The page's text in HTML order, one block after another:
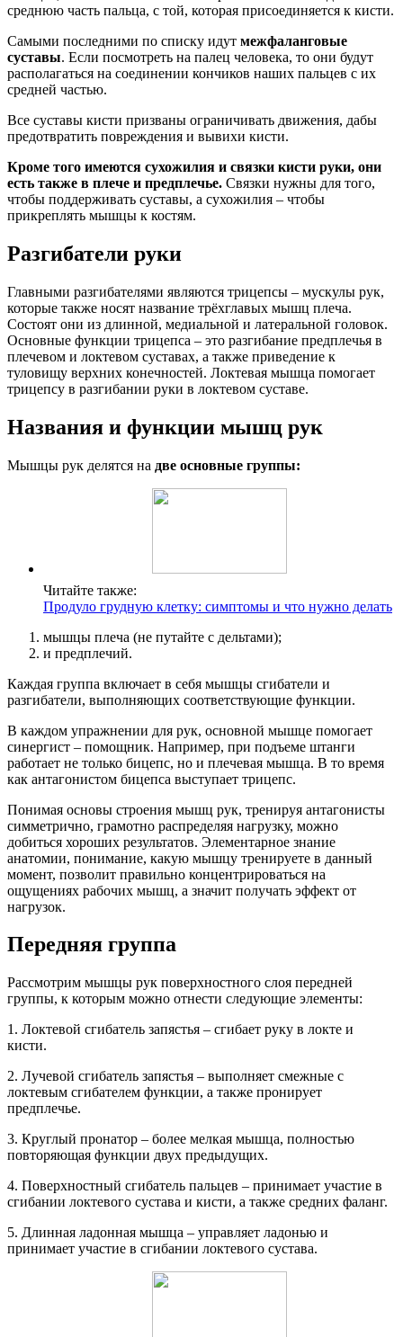
среднюю часть пальца, с той, которая присоединяется к кисти.
Самыми последними по списку идут межфаланговые
суставы. Если посмотреть на палец человека, то они будут
располагаться на соединении кончиков наших пальцев с их
средней частью.
Все суставы кисти призваны ограничивать движения, дабы
предотвратить повреждения и вывихи кисти.
Кроме того имеются сухожилия и связки кисти руки, они
есть также в плече и предплечье. Связки нужны для того,
чтобы поддерживать суставы, а сухожилия – чтобы
прикреплять мышцы к костям.
Разгибатели руки
Главными разгибателями являются трицепсы – мускулы рук,
которые также носят название трёхглавых мышц плеча.
Состоят они из длинной, медиальной и латеральной головок.
Основные функции трицепса – это разгибание предплечья в
плечевом и локтевом суставах, а также приведение к
туловищу верхних конечностей. Локтевая мышца помогает
трицепсу в разгибании руки в локтевом суставе.
Названия и функции мышц рук
Мышцы рук делятся на две основные группы:
Читайте также:
Продуло грудную клетку: симптомы и что нужно делать
мышцы плеча (не путайте с дельтами);
и предплечий.
Каждая группа включает в себя мышцы сгибатели и
разгибатели, выполняющих соответствующие функции.
В каждом упражнении для рук, основной мышце помогает
синергист – помощник. Например, при подъеме штанги
работает не только бицепс, но и плечевая мышца. В то время
как антагонистом бицепса выступает трицепс.
Понимая основы строения мышц рук, тренируя антагонисты
симметрично, грамотно распределяя нагрузку, можно
добиться хороших результатов. Элементарное знание
анатомии, понимание, какую мышцу тренируете в данный
момент, позволит правильно концентрироваться на
ощущениях рабочих мышц, а значит получать эффект от
нагрузок.
Передняя группа
Рассмотрим мышцы рук поверхностного слоя передней
группы, к которым можно отнести следующие элементы:
1. Локтевой сгибатель запястья – сгибает руку в локте и
кисти.
2. Лучевой сгибатель запястья – выполняет смежные с
локтевым сгибателем функции, а также пронирует
предплечье.
3. Круглый пронатор – более мелкая мышца, полностью
повторяющая функции двух предыдущих.
4. Поверхностный сгибатель пальцев – принимает участие в
сгибании локтевого сустава и кисти, а также средних фаланг.
5. Длинная ладонная мышца – управляет ладонью и
принимает участие в сгибании локтевого сустава.